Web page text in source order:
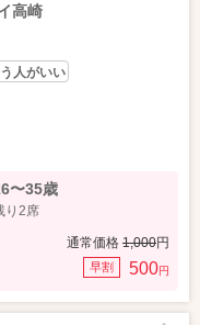
高崎
人がいい
〜35歳
り2席
通常価格 1,000円
早割 500円